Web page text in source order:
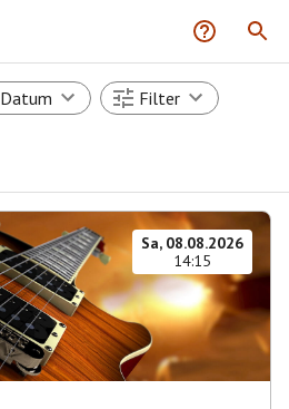
Datum Filter
Sa, 08.08.2026
14:15